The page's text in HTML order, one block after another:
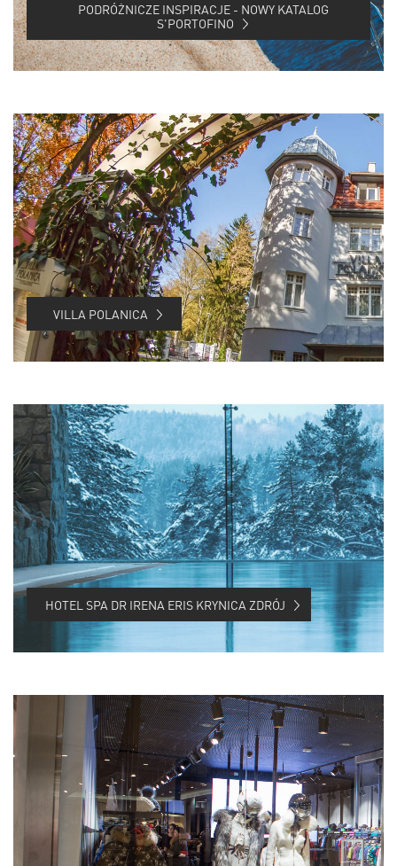
PODRÓŻNICZE INSPIRACJE - NOWY KATALOG
S'PORTOFINO
VILLA POLANICA
HOTEL SPA DR IRENA ERIS KRYNICA ZDRÓJ